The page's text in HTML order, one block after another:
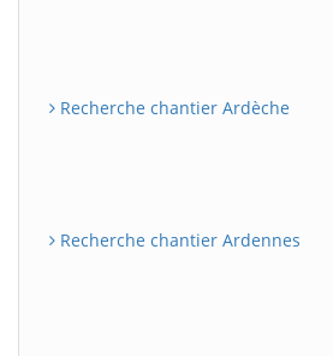
Recherche chantier Ardèche
Recherche chantier Ardennes